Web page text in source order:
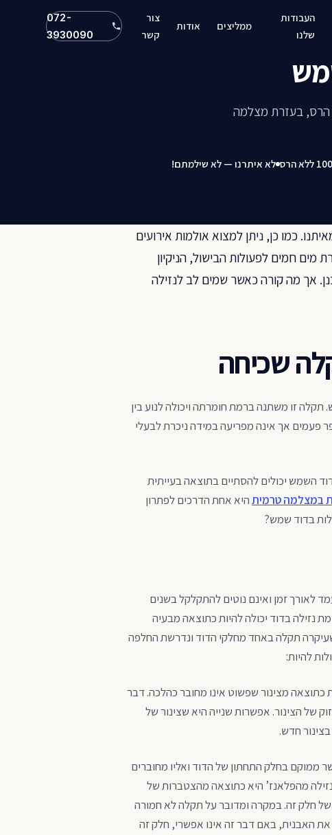
העבודות
שלנו
ממליצים אודות
צור
קשר
072-
3930090
ללא הרס, בעזרת מצלמה
לא איתרנו — לא שילמתם!
כמו כן, ניתן למצוא אולמות אירועים
חמים לפעולות הבישול, הניקיון
אך מה קורה כאשר שמים לב לנזילה
שכיחה
זו משתנה ברמת חומרתה ויכולה לנוע בין
פעמים אך אינה מפריעה במידה ניכרת לבעלי
השמש יכולים להסתיים בתוצאה בעייתית
במצלמה טרמיתהיא אחת הדרכים לפתרון
בדוד שמש?
לאורך זמן ואינם נוטים להתקלקל בשנים
נזילה בדוד יכולה להיות כתוצאה מבעיה
תקלה באחד מחלקי הדוד ונדרשת החלפה
להיות:
כתוצאה מצינור שפשוט אינו מחובר כהלכה. דבר
של הצינור. אפשרות שנייה היא שצינור של
חדש.
ממוקם בחלק התחתון של הדוד ואליו מחוברים
מהפלאנז’ היא כתוצאה מהצטברות של
של חלק זה. במקרה ומדובר על תקלה לא חמורה
האבנית, באם דבר זה אינו אפשרי, חלק זה